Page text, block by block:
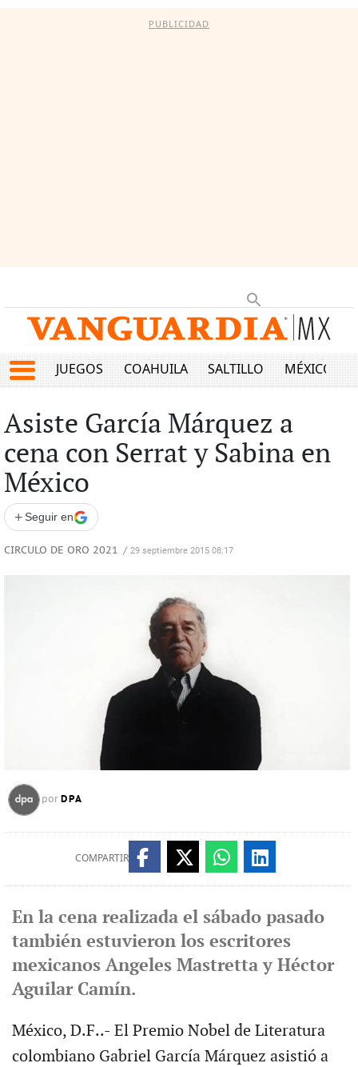
PUBLICIDAD
JUEGOS COAHUILA SALTILLO MÉXICO
Asiste García Márquez a
cena con Serrat y Sabina en
México
+ Seguir en
CIRCULO DE ORO 2021 / 29 septiembre 2015 08:17
por DPA
COMPARTIR
En la cena realizada el sábado pasado
también estuvieron los escritores
mexicanos Angeles Mastretta y Héctor
Aguilar Camín.
México, D.F..- El Premio Nobel de Literatura
colombiano Gabriel García Márquez asistió a